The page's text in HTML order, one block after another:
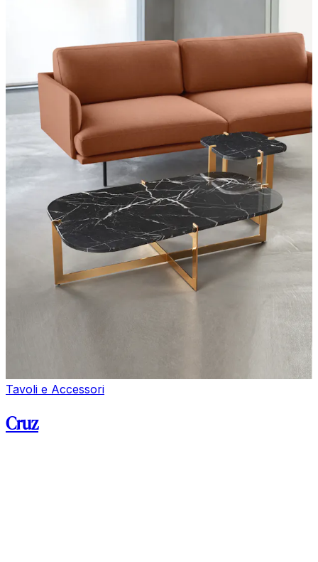
Tavoli e Accessori
Cruz